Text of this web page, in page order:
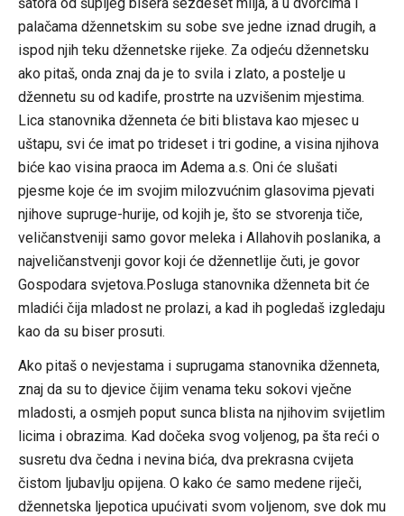
palačama džennetskim su sobe sve jedne iznad drugih, a
ispod njih teku džennetske rijeke. Za odjeću džennetsku
ako pitaš, onda znaj da je to svila i zlato, a postelje u
džennetu su od kadife, prostrte na uzvišenim mjestima.
Lica stanovnika dženneta će biti blistava kao mjesec u
uštapu, svi će imat po trideset i tri godine, a visina njihova
biće kao visina praoca im Adema a.s. Oni će slušati
pjesme koje će im svojim milozvućnim glasovima pjevati
njihove supruge-hurije, od kojih je, što se stvorenja tiče,
veličanstveniji samo govor meleka i Allahovih poslanika, a
najveličanstvenji govor koji će džennetlije čuti, je govor
Gospodara svjetova.Posluga stanovnika dženneta bit će
mladići čija mladost ne prolazi, a kad ih pogledaš izgledaju
kao da su biser prosuti.
Ako pitaš o nevjestama i suprugama stanovnika dženneta,
znaj da su to djevice čijim venama teku sokovi vječne
mladosti, a osmjeh poput sunca blista na njihovim svijetlim
licima i obrazima. Kad dočeka svog voljenog, pa šta reći o
susretu dva čedna i nevina bića, dva prekrasna cvijeta
čistom ljubavlju opijena. O kako će samo medene riječi,
džennetska ljepotica upućivati svom voljenom, sve dok mu